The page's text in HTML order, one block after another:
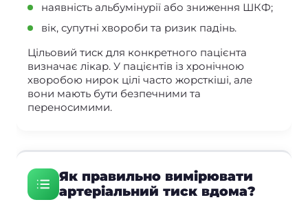
наявність альбумінурії або зниження ШКФ;
вік, супутні хвороби та ризик падінь.
Цільовий тиск для конкретного пацієнта
визначає лікар. У пацієнтів із хронічною
хворобою нирок цілі часто жорсткіші, але
вони мають бути безпечними та
переносимими.
Як правильно вимірювати
артеріальний тиск вдома?